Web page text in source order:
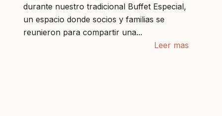
durante nuestro tradicional Buffet Especial,
un espacio donde socios y familias se
reunieron para compartir una...
Leer mas